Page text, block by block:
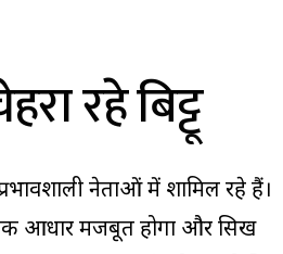
रहे बिट्टू
नेताओं में शामिल रहे हैं।
आधार मजबूत होगा और सिख